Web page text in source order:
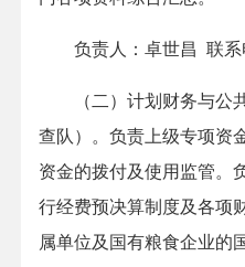
负责人：卓世昌 联系
（二）计划财务与公共
查队）。负责上级专项资
资金的拨付及使用监管。
行经费预决算制度及各项
属单位及国有粮食企业的